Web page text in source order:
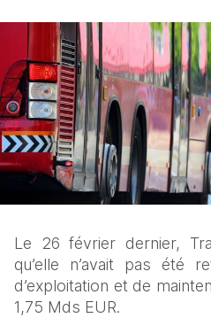
Le 26 février dernier,
qu’elle n’avait pas été
d’exploitation et de
1,75 Mds EUR.